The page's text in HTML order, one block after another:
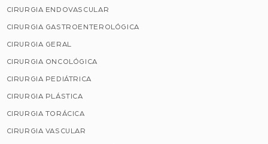
CIRURGIA ENDOVASCULAR
CIRURGIA GASTROENTEROLÓGICA
CIRURGIA GERAL
CIRURGIA ONCOLÓGICA
CIRURGIA PEDIÁTRICA
CIRURGIA PLÁSTICA
CIRURGIA TORÁCICA
CIRURGIA VASCULAR